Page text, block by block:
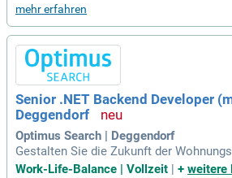
mehr erfahren
Senior .NET Backend Developer
Deggendorf
Optimus Search | Deggendorf
Gestalten Sie die Zukunft der
r.NET Backend Developer (m/w/d) in
Work-Life-Balance | Vollzeit
+ weitere